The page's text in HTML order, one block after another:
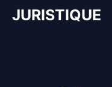
AllerJURISTIQUE